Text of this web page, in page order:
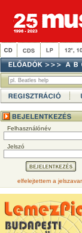
Felhasználónév
Jelszó
elfelejtettem a